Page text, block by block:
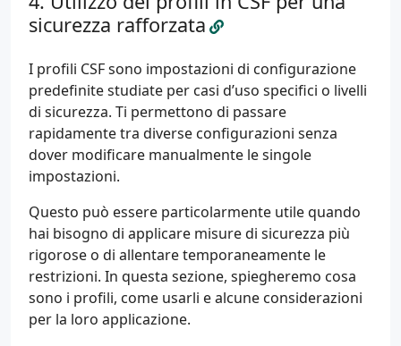
sicurezza rafforzata
I profili CSF sono impostazioni di configurazione
predefinite studiate per casi d’uso specifici o livelli
di sicurezza. Ti permettono di passare
rapidamente tra diverse configurazioni senza
dover modificare manualmente le singole
impostazioni.
Questo può essere particolarmente utile quando
hai bisogno di applicare misure di sicurezza più
rigorose o di allentare temporaneamente le
restrizioni. In questa sezione, spiegheremo cosa
sono i profili, come usarli e alcune considerazioni
per la loro applicazione.